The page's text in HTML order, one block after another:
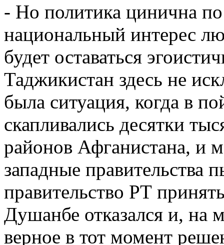
- Но политика цинична
национальный интерес
будет оставаться
Таджикистан здесь не
была ситуация, когда в
скапливались десятки
районов Афганистана, и
западные правительства
правительство РТ
Душанбе отказался и, на
верное в тот момент